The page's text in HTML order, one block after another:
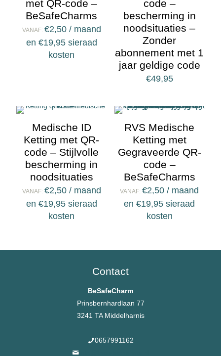
met QR-code –
BeSafeCharms
VANAF: €2,50 / maand
en €19,95sieraad
kosten
code –
bescherming in
noodsituaties –
Zonder
abonnement met 1
jaar geldige code
€49,95
Medische ID
Ketting met QR-
code – Stijlvolle
bescherming in
noodsituaties
VANAF: €2,50 / maand
en €19,95sieraad
kosten
RVS Medische
Ketting met
Gegraveerde QR-
code –
BeSafeCharms
VANAF:€2,50 / maand
en€19,95 sieraad
kosten
Contact
BeSafeCharm
Prinsbernhardlaan 77
3241 TA Middelharnis
0657991162